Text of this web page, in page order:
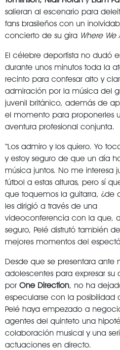
salieran al escenario para
fans brasileños con un
concierto de su gira Where We
El célebre deportista no dudó
durante unos minutos toda la
recinto para confesar alto y
admiración por la música del
juvenil británico, además de
el momento para proponerles
aventura profesional conjunta.
“Los admiro y los quiero. Yo
y estoy seguro de que un día
música juntos. No me interesa
fútbol a estas alturas, pero sí
que toquemos la guitarra, ¿de
les dirigió a través de una
videoconferencia con la que,
seguro, Pelé disfrutó también
mejores momentos del
Desde que se presentara ante
adolescentes para expresar su
por One Direction, no ha
especularse con la posibilidad
Pelé haya empezado a
agentes del quinteto una
colaboración musical y una
actuaciones en directo.